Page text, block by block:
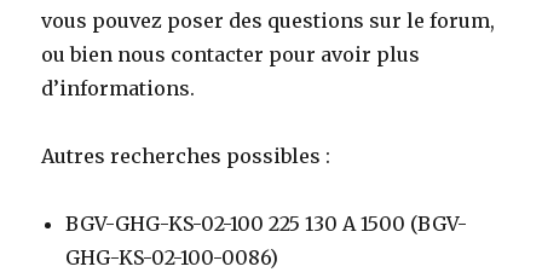
vous pouvez poser des questions sur le forum,
ou bien nous contacter pour avoir plus
d’informations.
Autres recherches possibles :
BGV-GHG-KS-02-100 225 130 A 1500 (BGV-
GHG-KS-02-100-0086)